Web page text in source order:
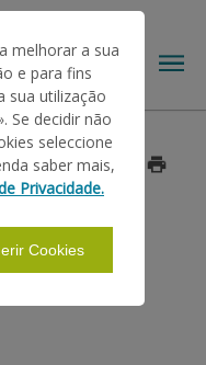
DO
Data: 2014/09/05
melhorar a sua
e para fins
sua utilização
Se decidir não
seleccione
saber mais,
Privacidade.
Cookies